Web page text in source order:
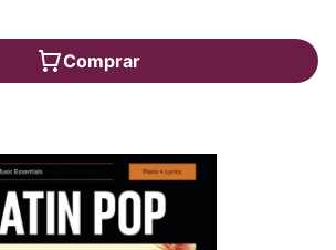
Comprar